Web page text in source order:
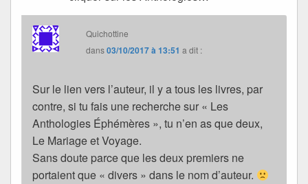
Quichottine
dans03/10/2017 à 13:51 a dit :
Sur le lien vers l’auteur, il y a tous les livres, par
contre, si tu fais une recherche sur « Les
Anthologies Éphémères », tu n’en as que deux,
Le Mariage et Voyage.
Sans doute parce que les deux premiers ne
portaient que « divers » dans le nom d’auteur.